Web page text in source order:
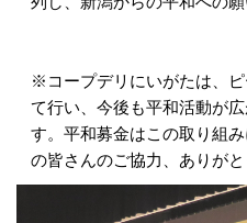
※コープデリにいがたは、
て行い、今後も平和活動が
す。平和募金はこの取り組
の皆さんのご協力、ありがと